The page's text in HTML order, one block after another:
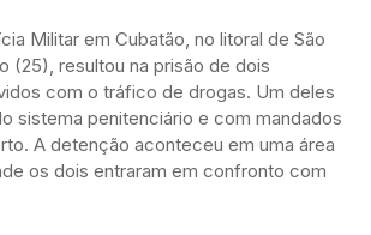
Militar em Cubatão, no litoral de São
(25), resultou na prisão de dois
com o tráfico de drogas. Um deles
sistema penitenciário e com mandados
A detenção aconteceu em uma área
os dois entraram em confronto com